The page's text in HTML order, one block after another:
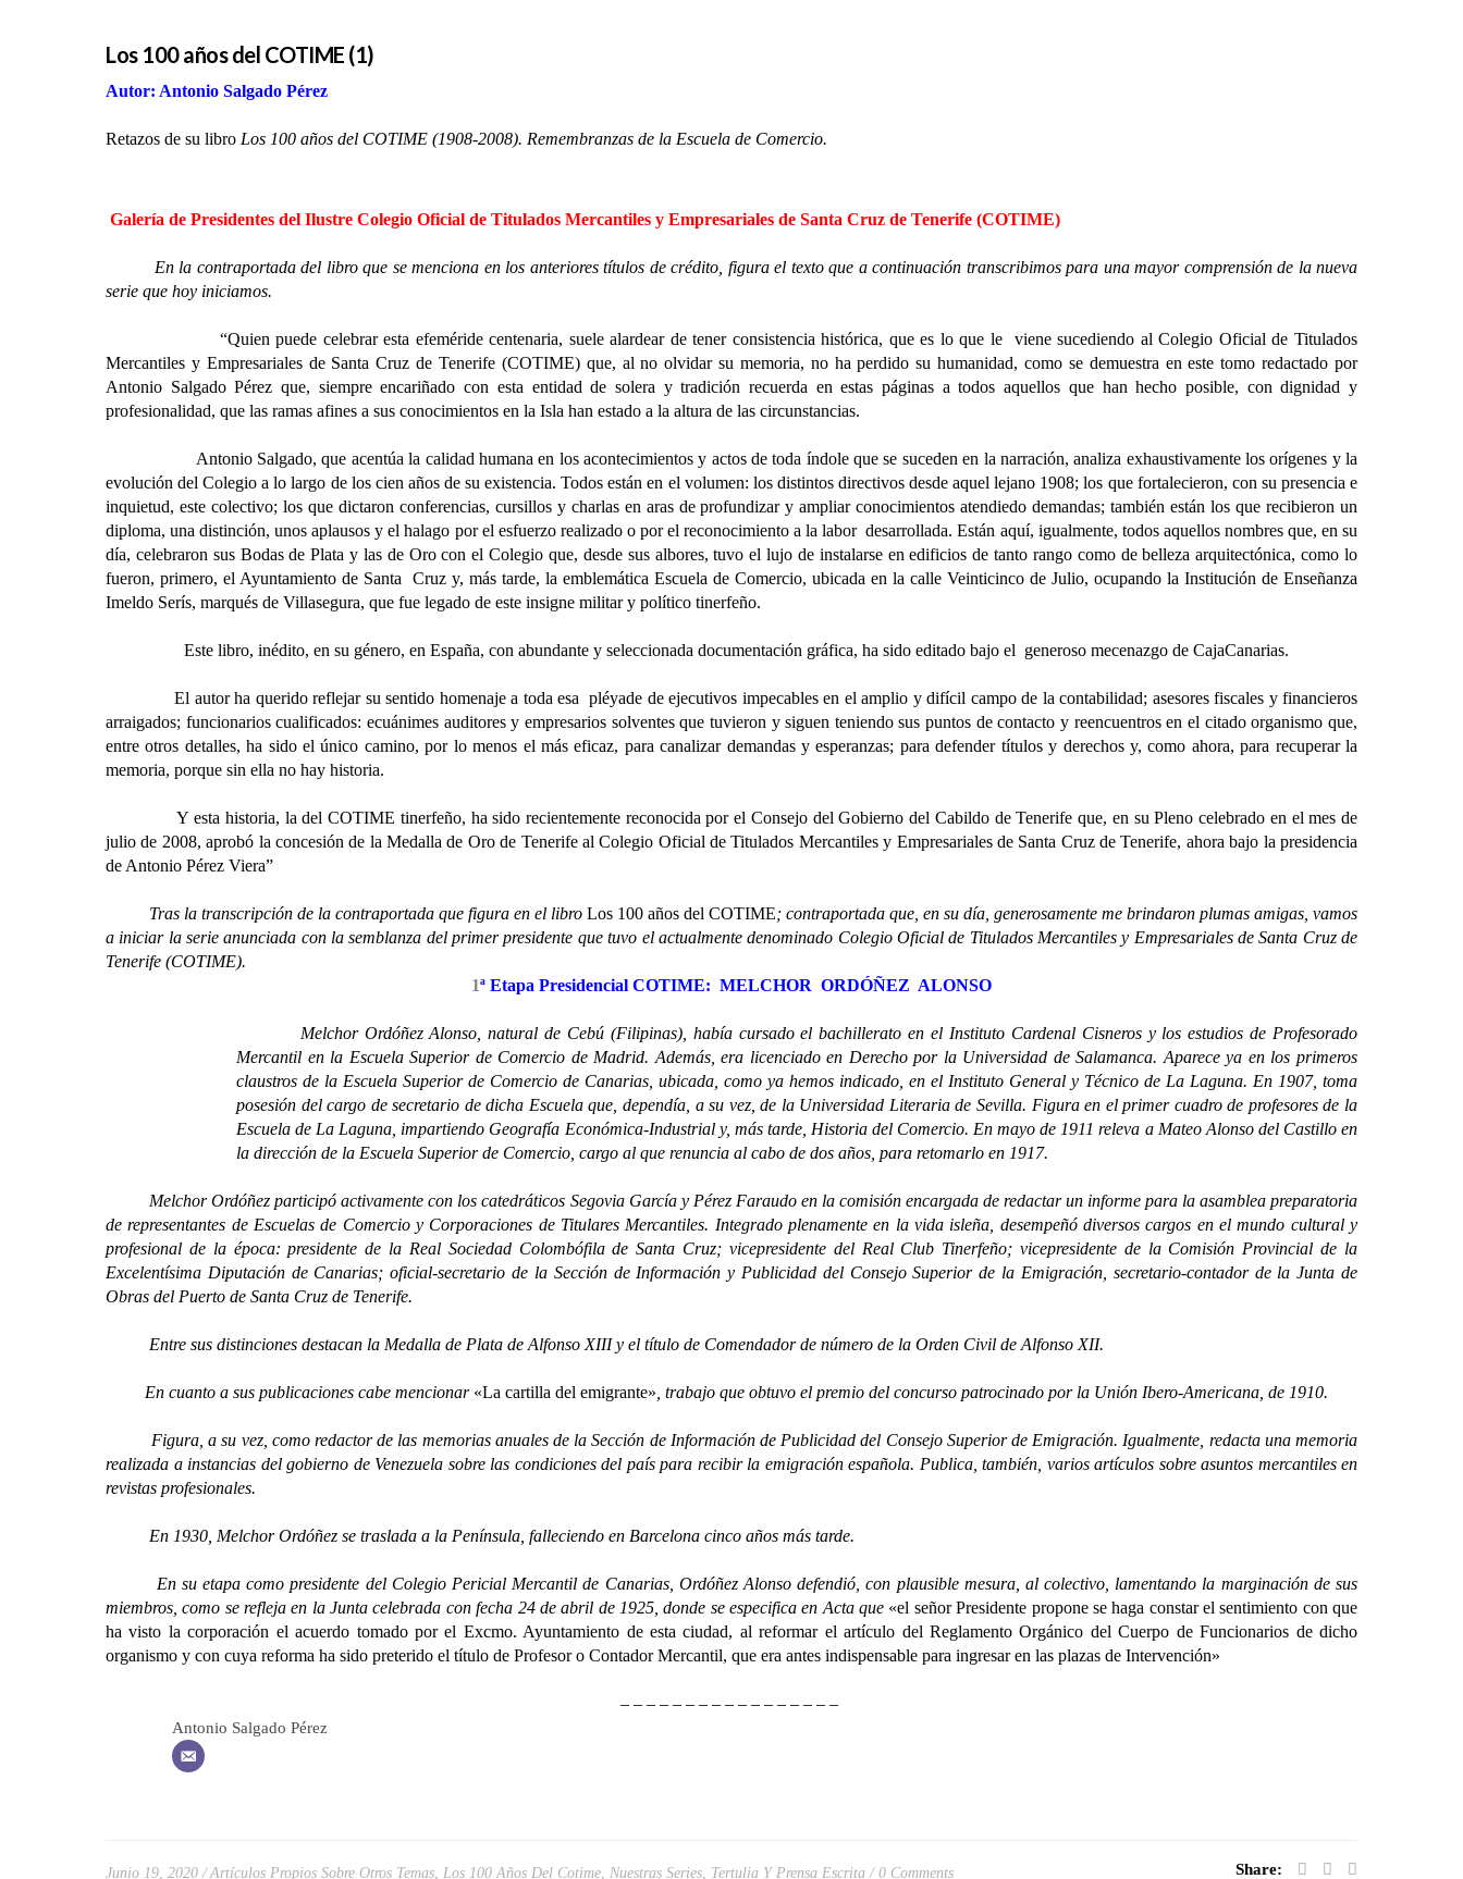
Los 100 años del COTIME (1)
Autor: Antonio Salgado Pérez
Retazos de su libro Los 100 años del COTIME (1908-2008). Remembranzas de la Escuela de Comercio.
Galería de Presidentes del Ilustre Colegio Oficial de Titulados Mercantiles y Empresariales de Santa Cruz de Tenerife (COTIME)
En la contraportada del libro que se menciona en los anteriores títulos de crédito, figura el texto que a continuación transcribimos para una mayor comprensión de la nueva
serie que hoy iniciamos.
“Quien puede celebrar esta efeméride centenaria, suele alardear de tener consistencia histórica, que es lo que le viene sucediendo al Colegio Oficial de Titulados
Mercantiles y Empresariales de Santa Cruz de Tenerife (COTIME) que, al no olvidar su memoria, no ha perdido su humanidad, como se demuestra en este tomo redactado por
Antonio Salgado Pérez que, siempre encariñado con esta entidad de solera y tradición recuerda en estas páginas a todos aquellos que han hecho posible, con dignidad y
profesionalidad, que las ramas afines a sus conocimientos en la Isla han estado a la altura de las circunstancias.
Antonio Salgado, que acentúa la calidad humana en los acontecimientos y actos de toda índole que se suceden en la narración, analiza exhaustivamente los orígenes y la
evolución del Colegio a lo largo de los cien años de su existencia. Todos están en el volumen: los distintos directivos desde aquel lejano 1908; los que fortalecieron, con su presencia e
inquietud, este colectivo; los que dictaron conferencias, cursillos y charlas en aras de profundizar y ampliar conocimientos atendiedo demandas; también están los que recibieron un
diploma, una distinción, unos aplausos y el halago por el esfuerzo realizado o por el reconocimiento a la labor desarrollada. Están aquí, igualmente, todos aquellos nombres que, en su
día, celebraron sus Bodas de Plata y las de Oro con el Colegio que, desde sus albores, tuvo el lujo de instalarse en edificios de tanto rango como de belleza arquitectónica, como lo
fueron, primero, el Ayuntamiento de Santa Cruz y, más tarde, la emblemática Escuela de Comercio, ubicada en la calle Veinticinco de Julio, ocupando la Institución de Enseñanza
Imeldo Serís, marqués de Villasegura, que fue legado de este insigne militar y político tinerfeño.
Este libro, inédito, en su género, en España, con abundante y seleccionada documentación gráfica, ha sido editado bajo el generoso mecenazgo de CajaCanarias.
El autor ha querido reflejar su sentido homenaje a toda esa pléyade de ejecutivos impecables en el amplio y difícil campo de la contabilidad; asesores fiscales y financieros
arraigados; funcionarios cualificados: ecuánimes auditores y empresarios solventes que tuvieron y siguen teniendo sus puntos de contacto y reencuentros en el citado organismo que,
entre otros detalles, ha sido el único camino, por lo menos el más eficaz, para canalizar demandas y esperanzas; para defender títulos y derechos y, como ahora, para recuperar la
memoria, porque sin ella no hay historia.
Y esta historia, la del COTIME tinerfeño, ha sido recientemente reconocida por el Consejo del Gobierno del Cabildo de Tenerife que, en su Pleno celebrado en el mes de
julio de 2008, aprobó la concesión de la Medalla de Oro de Tenerife al Colegio Oficial de Titulados Mercantiles y Empresariales de Santa Cruz de Tenerife, ahora bajo la presidencia
de Antonio Pérez Viera”
Tras la transcripción de la contraportada que figura en el libro Los 100 años del COTIME; contraportada que, en su día, generosamente me brindaron plumas amigas, vamos
a iniciar la serie anunciada con la semblanza del primer presidente que tuvo el actualmente denominado Colegio Oficial de Titulados Mercantiles y Empresariales de Santa Cruz de
Tenerife (COTIME).
1ª Etapa Presidencial COTIME: MELCHOR ORDÓÑEZ ALONSO
Melchor Ordóñez Alonso, natural de Cebú (Filipinas), había cursado el bachillerato en el Instituto Cardenal Cisneros y los estudios de Profesorado
Mercantil en la Escuela Superior de Comercio de Madrid. Además, era licenciado en Derecho por la Universidad de Salamanca. Aparece ya en los primeros
claustros de la Escuela Superior de Comercio de Canarias, ubicada, como ya hemos indicado, en el Instituto General y Técnico de La Laguna. En 1907, toma
posesión del cargo de secretario de dicha Escuela que, dependía, a su vez, de la Universidad Literaria de Sevilla. Figura en el primer cuadro de profesores de la
Escuela de La Laguna, impartiendo Geografía Económica-Industrial y, más tarde, Historia del Comercio. En mayo de 1911 releva a Mateo Alonso del Castillo en
la dirección de la Escuela Superior de Comercio, cargo al que renuncia al cabo de dos años, para retomarlo en 1917.
Melchor Ordóñez participó activamente con los catedráticos Segovia García y Pérez Faraudo en la comisión encargada de redactar un informe para la asamblea preparatoria
de representantes de Escuelas de Comercio y Corporaciones de Titulares Mercantiles. Integrado plenamente en la vida isleña, desempeñó diversos cargos en el mundo cultural y
profesional de la época: presidente de la Real Sociedad Colombófila de Santa Cruz; vicepresidente del Real Club Tinerfeño; vicepresidente de la Comisión Provincial de la
Excelentísima Diputación de Canarias; oficial-secretario de la Sección de Información y Publicidad del Consejo Superior de la Emigración, secretario-contador de la Junta de
Obras del Puerto de Santa Cruz de Tenerife.
Entre sus distinciones destacan la Medalla de Plata de Alfonso XIII y el título de Comendador de número de la Orden Civil de Alfonso XII.
En cuanto a sus publicaciones cabe mencionar «La cartilla del emigrante» , trabajo que obtuvo el premio del concurso patrocinado por la Unión Ibero-Americana, de 1910.
Figura, a su vez, como redactor de las memorias anuales de la Sección de Información de Publicidad del Consejo Superior de Emigración. Igualmente, redacta una memoria
realizada a instancias del gobierno de Venezuela sobre las condiciones del país para recibir la emigración española. Publica, también, varios artículos sobre asuntos mercantiles en
revistas profesionales.
En 1930, Melchor Ordóñez se traslada a la Península, falleciendo en Barcelona cinco años más tarde.
En su etapa como presidente del Colegio Pericial Mercantil de Canarias, Ordóñez Alonso defendió, con plausible mesura, al colectivo, lamentando la marginación de sus
miembros, como se refleja en la Junta celebrada con fecha 24 de abril de 1925, donde se especifica en Acta que «el señor Presidente propone se haga constar el sentimiento con que
ha visto la corporación el acuerdo tomado por el Excmo. Ayuntamiento de esta ciudad, al reformar el artículo del Reglamento Orgánico del Cuerpo de Funcionarios de dicho
organismo y con cuya reforma ha sido preterido el título de Profesor o Contador Mercantil, que era antes indispensable para ingresar en las plazas de Intervención»
– – – – – – – – – – – – – – – – –
Antonio Salgado Pérez
Junio 19, 2020 Artículos Propios Sobre Otros Temas Los 100 Años Del Cotime Nuestras Series Tertulia Y Prensa Escrita 0 Comments Share: